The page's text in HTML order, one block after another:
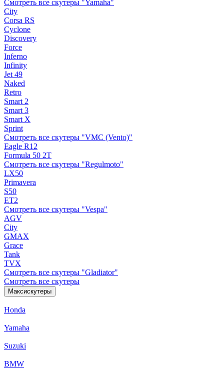
Смотреть все скутеры "Yamaha"
City
Corsa RS
Cyclone
Discovery
Force
Inferno
Infinity
Jet 49
Naked
Retro
Smart 2
Smart 3
Smart X
Sprint
Смотреть все скутеры "VMC (Vento)"
Eagle R12
Formula 50 2Т
Смотреть все скутеры "Regulmoto"
LX50
Primavera
S50
ET2
Смотреть все скутеры "Vespa"
AGV
City
GMAX
Grace
Tank
TVX
Смотреть все скутеры "Gladiator"
Смотреть все скутеры
Максискутеры
Honda
Yamaha
Suzuki
BMW